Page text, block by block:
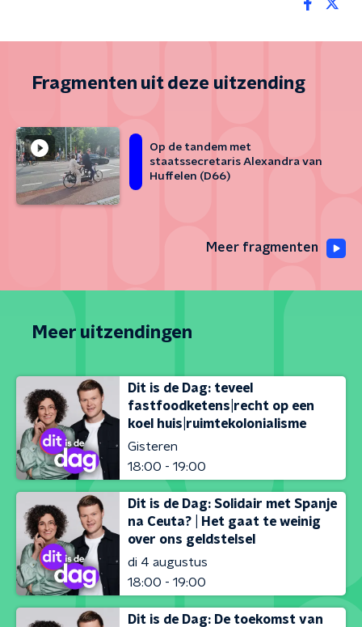
Fragmenten uit deze uitzending
Op de tandem met
staatssecretaris Alexandra van
Huffelen (D66)
Meer fragmenten
Meer uitzendingen
Dit is de Dag: teveel
fastfoodketens|recht op een
koel huis|ruimtekolonialisme
Gisteren
18:00 - 19:00
Dit is de Dag: Solidair met Spanje
na Ceuta? | Het gaat te weinig
over ons geldstelsel
di 4 augustus
18:00 - 19:00
Dit is de Dag: De toekomst van